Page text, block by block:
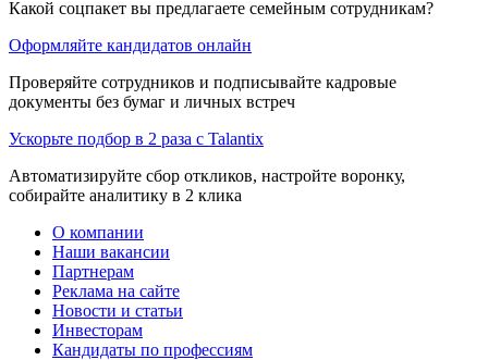
Какой соцпакет вы предлагаете семейным сотрудникам?
Оформляйте кандидатов онлайн
Проверяйте сотрудников и подписывайте кадровые
документы без бумаг и личных встреч
Ускорьте подбор в 2 раза с Talantix
Автоматизируйте сбор откликов, настройте воронку,
собирайте аналитику в 2 клика
О компании
Наши вакансии
Партнерам
Реклама на сайте
Новости и статьи
Инвесторам
Кандидаты по профессиям